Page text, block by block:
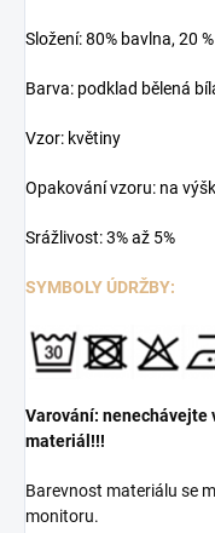
Složení: 80% bavlna, 20
Barva: podklad bělená
Vzor: květiny
Opakování vzoru: na
Srážlivost: 3% až 5%
SYMBOLY ÚDRŽBY:
Varování: nenechávejte
materiál!!!
Barevnost materiálu se
monitoru.